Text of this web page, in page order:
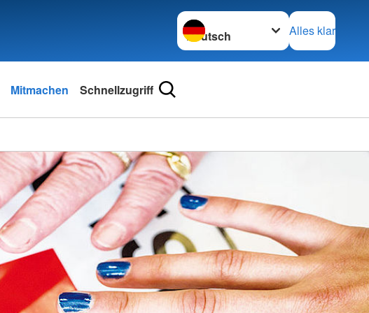
Sprache wechseln zu
Alles klar
Mitmachen Schnellzugriff